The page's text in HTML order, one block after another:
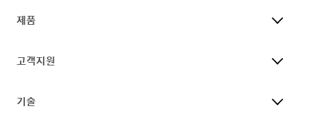
제품
고객지원
기술